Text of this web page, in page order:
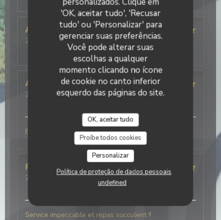
'OK, aceitar tudo', 'Recusar
tudo' ou 'Personalizar' para
gerenciar suas preferências.
Você pode alterar suas
escolhas a qualquer
momento clicando no ícone
de cookie no canto inferior
esquerdo das páginas do site.
OK, aceitar tudo
Proíbe todos cookies
Personalizar
Política de proteção de dados pessoais
undefined
Alison
2026-07-25- 19:30 - guests 4
ambience:3/5 menu:5/5 quality_price
Alain
2026-07-25- 12:30 - guests 4
Buonissimo
Frédéric V
2026-07-21- 20:00 - guests 5
5/5 menu:
Service impeccable et repas succulent !!